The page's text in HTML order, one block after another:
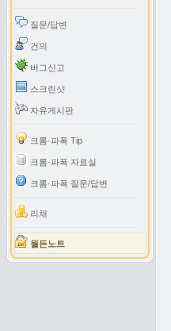
질문/답변
건의
버그신고
스크린샷
자유게시판
크롬·파폭 Tip
크롬·파폭 자료실
크롬·파폭 질문/답변
리채
월든노트